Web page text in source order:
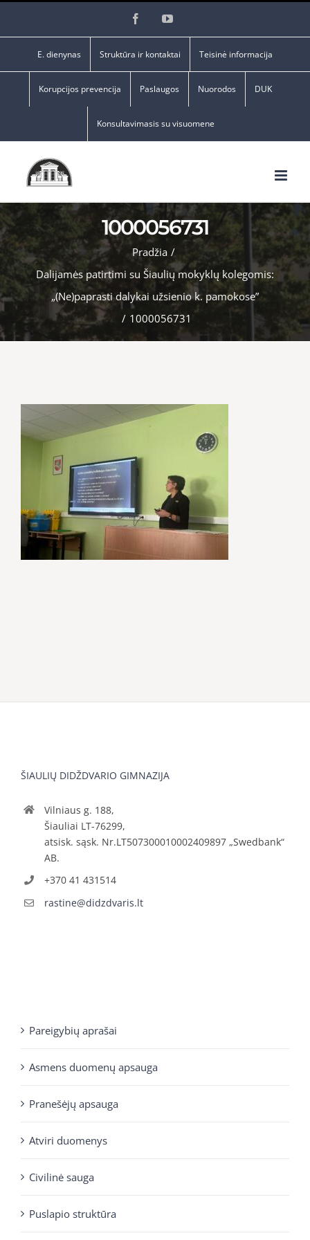
FacebookYouTube
E. dienynas Struktūra ir kontaktai Teisinė informacija
Korupcijos prevencija Paslaugos Nuorodos DUK
Konsultavimasis su visuomene
1000056731
Pradžia /
Dalijamės patirtimi su Šiaulių mokyklų kolegomis:
„(Ne)paprasti dalykai užsienio k. pamokose”
/ 1000056731
ŠIAULIŲ DIDŽDVARIO GIMNAZIJA
Vilniaus g. 188,
Šiauliai LT-76299,
atsisk. sąsk. Nr.LT507300010002409897 „Swedbank“
AB.
+370 41 431514
rastine@didzdvaris.lt
Pareigybių aprašai
Asmens duomenų apsauga
Pranešėjų apsauga
Atviri duomenys
Civilinė sauga
Puslapio struktūra